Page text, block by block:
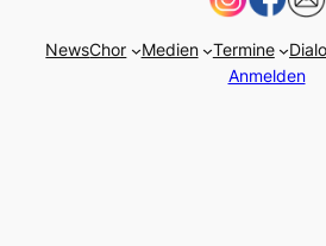
NewsChor Medien Termine
Anmelden